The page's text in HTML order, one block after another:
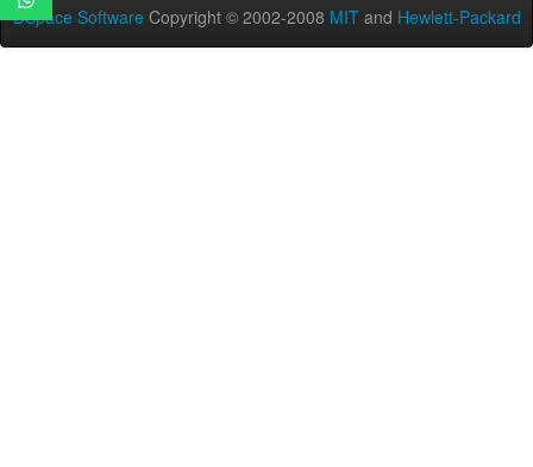
DSpace Software Copyright © 2002-2008 MIT and Hewlett-Packard